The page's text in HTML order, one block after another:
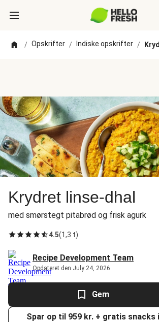
/ Opskrifter / Indiske opskrifter /
Krydret linse-dhal
med smørstegt pitabrød og frisk agurk
4.5(1,3 t)
Recipe Development Team
Opdateret den July 24, 2026
Gem
Spar op til 959 kr. + gratis snacks